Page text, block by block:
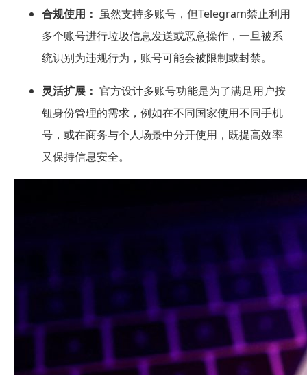
合规使用： 虽然支持多账号，但Telegram禁止利用
多个账号进行垃圾信息发送或恶意操作，一旦被系
统识别为违规行为，账号可能会被限制或封禁。
灵活扩展： 官方设计多账号功能是为了满足用户按
钮身份管理的需求，例如在不同国家使用不同手机
号，或在商务与个人场景中分开使用，既提高效率
又保持信息安全。